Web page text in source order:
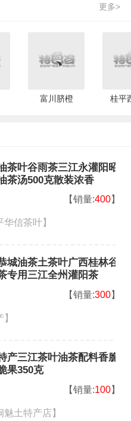
更多>
富川脐橙 桂平
茶叶谷雨茶三江永灌阳昭
茶汤500克散装浓香
【销量:400】
华信茶叶】
城油茶土茶叶广西桂林谷
专用三江全州灌阳茶
【销量:300】
产三江茶叶油茶配料香脆
果350克
【销量:100】
魅土特产店】